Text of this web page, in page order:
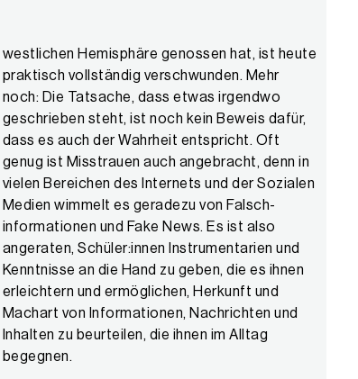
westlichen Hemisphäre genossen hat, ist heute
praktisch vollständig verschwunden. Mehr
noch: Die Tatsache, dass etwas irgendwo
geschrieben steht, ist noch kein Beweis dafür,
dass es auch der Wahrheit entspricht. Oft
genug ist Misstrauen auch angebracht, denn in
vielen Bereichen des Internets und der Sozialen
Medien wimmelt es geradezu von Falsch­
informationen und Fake News. Es ist also
angeraten, Schüler:innen Instrumen­tarien und
begegnen.